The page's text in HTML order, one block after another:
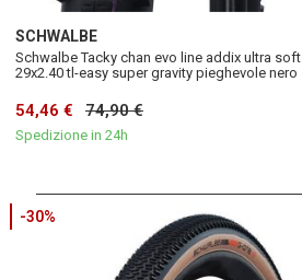
SCHWALBE
Schwalbe Tacky chan evo line addix ultra soft
29x2.40 tl-easy super gravity pieghevole nero
54,46 € 74,90 €
Spedizione in 24h
-30%